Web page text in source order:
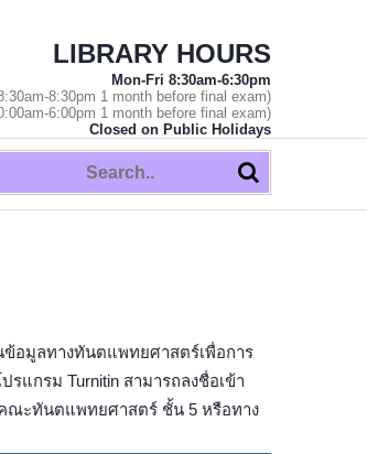
LIBRARY HOURS
Mon-Fri 8:30am-6:30pm
8:30pm 1 month before final exam)
6:00pm 1 month before final exam)
Closed on Public Holidays
อมูลทางทันตแพทยศาสตร์เพื่อการ
แกรม Turnitin สามารถลงชื่อเข้า
ณะทันตแพทยศาสตร์ ชั้น 5 หรือทาง